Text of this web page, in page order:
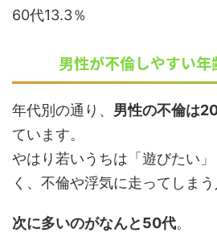
60代13.3％
男性が不倫しやすい年
年代別の通り、 男性の不倫は
ています。
やはり若いうちは「遊びたい
く、不倫や浮気に走ってしまう
次に多いのがなんと50代。